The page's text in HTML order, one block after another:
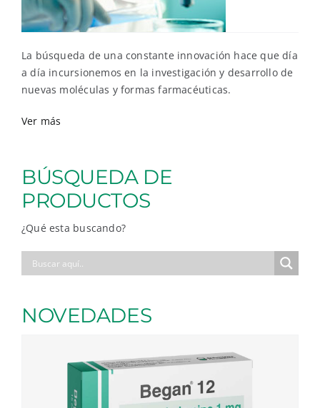
La búsqueda de una constante innovación hace que día
a día incursionemos en la investigación y desarrollo de
nuevas moléculas y formas farmacéuticas.
Ver más
BÚSQUEDA DE
PRODUCTOS
¿Qué esta buscando?
NOVEDADES